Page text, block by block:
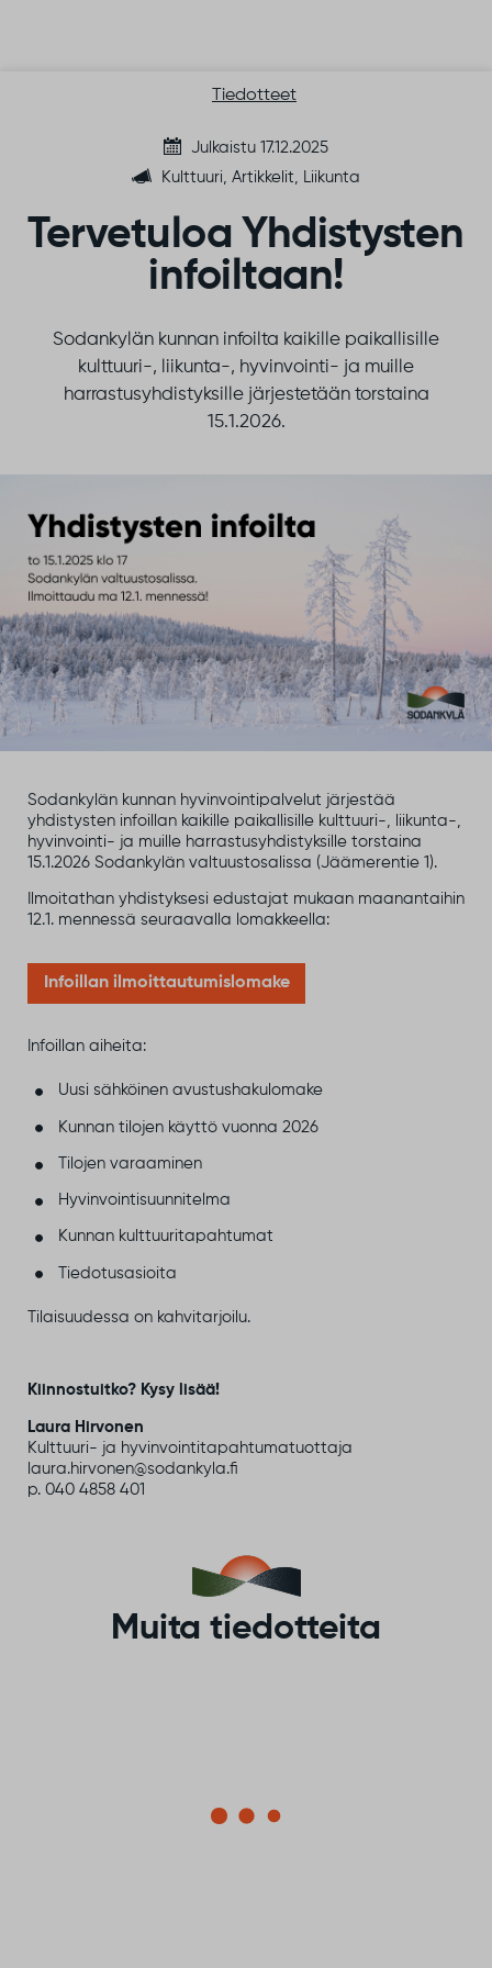
Tiedotteet
Julkaistu 17.12.2025
Kulttuuri, Artikkelit, Liikunta
Tervetuloa Yhdistysten
infoiltaan!
Sodankylän kunnan infoilta kaikille paikallisille
kulttuuri-, liikunta-, hyvinvointi- ja muille
harrastusyhdistyksille järjestetään torstaina
15.1.2026.
Sodankylän kunnan hyvinvointipalvelut järjestää
yhdistysten infoillan kaikille paikallisille kulttuuri-, liikunta-,
hyvinvointi- ja muille harrastusyhdistyksille torstaina
15.1.2026 Sodankylän valtuustosalissa (Jäämerentie 1).
Ilmoitathan yhdistyksesi edustajat mukaan maanantaihin
12.1. mennessä seuraavalla lomakkeella:
Infoillan ilmoittautumislomake
Infoillan aiheita:
Uusi sähköinen avustushakulomake
Kunnan tilojen käyttö vuonna 2026
Tilojen varaaminen
Hyvinvointisuunnitelma
Kunnan kulttuuritapahtumat
Tiedotusasioita
Tilaisuudessa on kahvitarjoilu.
Kiinnostuitko? Kysy lisää!
Laura Hirvonen
Kulttuuri- ja hyvinvointitapahtumatuottaja
laura.hirvonen@sodankyla.fi
p. 040 4858 401
Muita tiedotteita